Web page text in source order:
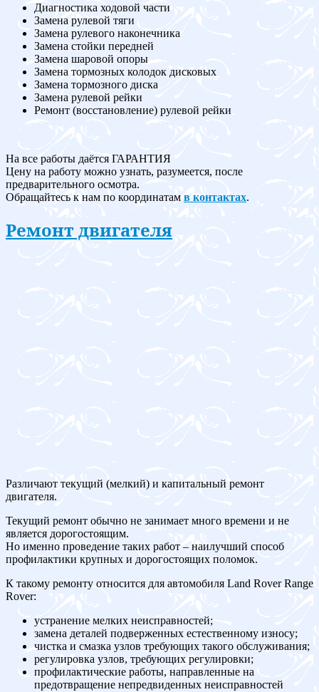
Диагностика ходовой части
Замена рулевой тяги
Замена рулевого наконечника
Замена стойки передней
Замена шаровой опоры
Замена тормозных колодок дисковых
Замена тормозного диска
Замена рулевой рейки
Ремонт (восстановление) рулевой рейки
На все работы даётся ГАРАНТИЯ
Цену на работу можно узнать, разумеется, после
предварительного осмотра.
Обращайтесь к нам по координатам в контактах.
Ремонт двигателя
Различают текущий (мелкий) и капитальный ремонт
двигателя.
Текущий ремонт обычно не занимает много времени и не
является дорогостоящим.
Но именно проведение таких работ – наилучший способ
профилактики крупных и дорогостоящих поломок.
К такому ремонту относится для автомобиля Land Rover Range
Rover:
устранение мелких неисправностей;
замена деталей подверженных естественному износу;
чистка и смазка узлов требующих такого обслуживания;
регулировка узлов, требующих регулировки;
профилактические работы, направленные на
предотвращение непредвиденных неисправностей